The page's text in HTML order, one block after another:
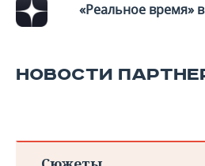
«Реальное время»
НОВОСТИ